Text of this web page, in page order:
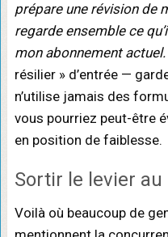
prépare une révision de
regarde ensemble ce
mon abonnement actuel.
résilier » d’entrée —
n’utilise jamais des
vous pourriez peut-être
en position de faiblesse.
Sortir le levier
Voilà où beaucoup de